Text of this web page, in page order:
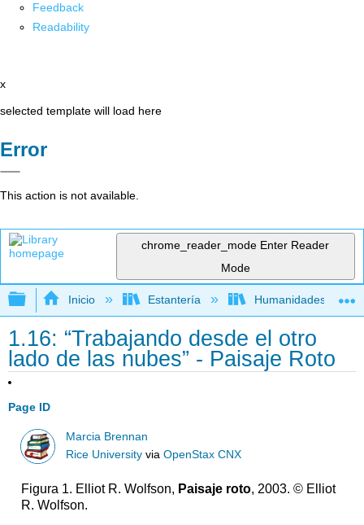
Feedback
Readability
x
selected template will load here
Error
This action is not available.
chrome_reader_mode Enter Reader
Mode
Expandir/contraer jerarquía global
Inicio Estantería Humanidades
1.16: “Trabajando desde el otro
lado de las nubes” - Paisaje Roto
Page ID
Marcia Brennan
Rice University viaOpenStax CNX
Figura 1. Elliot R. Wolfson, Paisaje roto, 2003. © Elliot
R. Wolfson.